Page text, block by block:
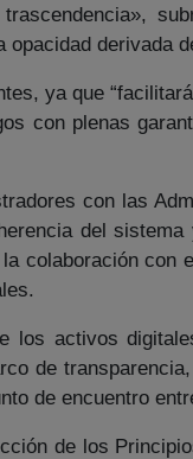
derivada
ya que
con plenas
con las
del
colaboración con
activos
de
de encuentro
de los